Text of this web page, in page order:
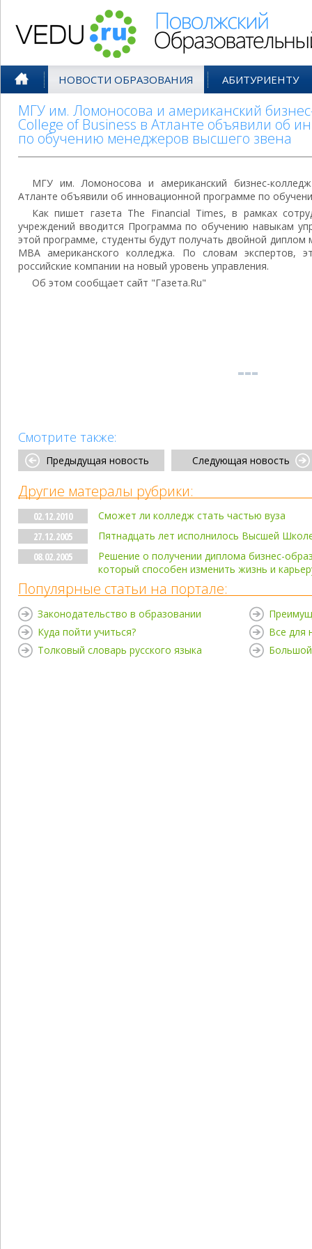
НОВОСТИ ОБРАЗОВАНИЯ АБИТУРИЕНТУ
МГУ им. Ломоносова и американский
College of Business в Атланте объявили об
по обучению менеджеров высшего звена
МГУ им. Ломоносова и американский бизнес-
Атланте объявили об инновационной программе по
Как пишет газета The Financial Times, в рамках
учреждений вводится Программа по обучению навыкам
этой программе, студенты будут получать двойной диплом
MBA американского колледжа. По словам экспертов,
российские компании на новый уровень управления.
Об этом сообщает сайт "Газета.Ru"
Смотрите также:
Предыдущая новость Следующая новость
Другие матералы рубрики:
02.12.2010
Сможет ли колледж стать частью вуза
27.12.2005
Пятнадцать лет исполнилось Высшей
08.02.2005
Решение о получении диплома бизнес-
который способен изменить жизнь и
Популярные статьи на портале:
Законодательство в образовании
Куда пойти учиться?
Толковый словарь русского языка
Все для
Большой